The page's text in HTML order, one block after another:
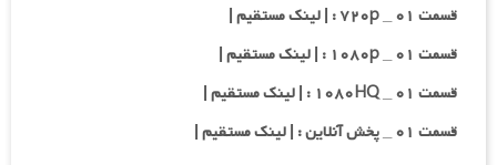
قسمت ۰۱ _ ۷۲۰p : | لینک مستقیم |
قسمت ۰۱ _ ۱۰۸۰p : | لینک مستقیم |
قسمت ۰۱ _ ۱۰۸۰HQ : | لینک مستقیم |
قسمت ۰۱ _ پخش آنلاین : | لینک مستقیم |